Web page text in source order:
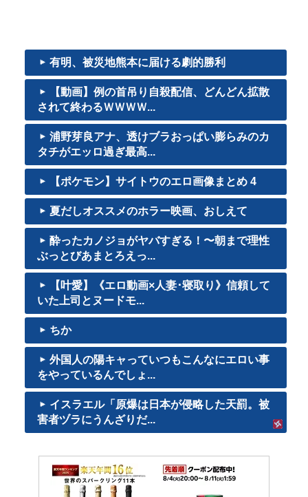
有明、被災地熊本に届ける劇的勝利
【動画】例の首吊り自殺配信、どんどん拡散
されて終わるＷＷＷＷ...
浦野芽良アナ、透けブラおっぱい膨らみのカ
タチがエッロ過ぎ最高...
【ポケモン】サイトウのエロ画像まとめ 4
夏だしオススメのホラー映画、おしえて
酔ったカノジョがヤバすぎる！〜朝まで理性
ぶっとびあまとろえっ...
【叶愛】《エロ動画×人妻･寝取り》信頼して
いた上司とヌードモ...
ちか
外国人の陽キャっていつもこんなにエロい事
をやっているんでしょ...
イスラエル「原爆は日本が侵略した天罰。被
害者ヅラにうんざりだ...